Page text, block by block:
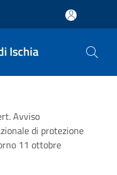
Ischia
Avviso
di protezione
11 ottobre